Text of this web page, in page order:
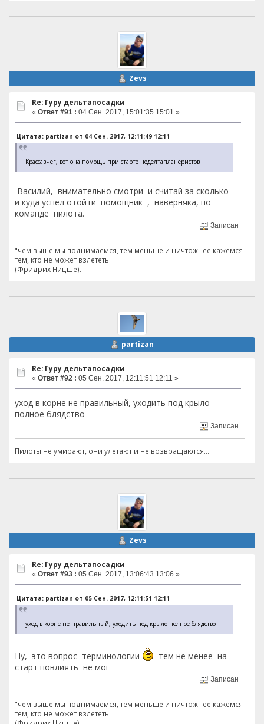
Zevs
Re: Гуру дельтапосадки
« Ответ #91 : 04 Сен. 2017, 15:01:35 15:01 »
Цитата: partizan от 04 Сен. 2017, 12:11:49 12:11
Крассавчег, вот она помощь при старте неделтапланеристов
Василий, внимательно смотри и считай за сколько
и куда успел отойти помощник , наверняка, по
команде пилота.
Записан
"чем выше мы поднимаемся, тем меньше и ничтожнее кажемся
тем, кто не может взлететь"
(Фридрих Ницше).
partizan
Re: Гуру дельтапосадки
« Ответ #92 : 05 Сен. 2017, 12:11:51 12:11 »
уход в корне не правильный, уходить под крыло
полное блядство
Записан
Пилоты не умирают, они улетают и не возвращаются...
Zevs
Re: Гуру дельтапосадки
« Ответ #93 : 05 Сен. 2017, 13:06:43 13:06 »
Цитата: partizan от 05 Сен. 2017, 12:11:51 12:11
уход в корне не правильный, уходить под крыло полное блядство
Ну, это вопрос терминологии
тем не менее на
старт повлиять не мог
Записан
"чем выше мы поднимаемся, тем меньше и ничтожнее кажемся
тем, кто не может взлететь"